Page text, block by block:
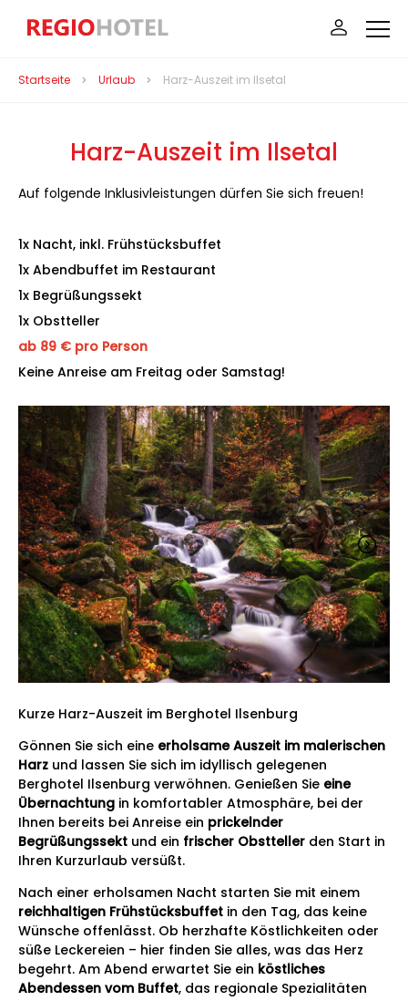
Startseite Urlaub Harz-Auszeit im Ilsetal
Harz-Auszeit im Ilsetal
Auf folgende Inklusivleistungen dürfen Sie sich freuen!
1x Nacht, inkl. Frühstücksbuffet
1x Abendbuffet im Restaurant
1x Begrüßungssekt
1x Obstteller
ab 89 € pro Person
Keine Anreise am Freitag oder Samstag!
Kurze Harz-Auszeit im Berghotel Ilsenburg
Gönnen Sie sich eine erholsame Auszeit im malerischen
Harz und lassen Sie sich im idyllisch gelegenen
Berghotel Ilsenburg verwöhnen. Genießen Sie eine
Übernachtung in komfortabler Atmosphäre, bei der
Ihnen bereits bei Anreise ein prickelnder
Begrüßungssekt und ein frischer Obstteller den Start in
Ihren Kurzurlaub versüßt.
Nach einer erholsamen Nacht starten Sie mit einem
reichhaltigen Frühstücksbuffet in den Tag, das keine
Wünsche offenlässt. Ob herzhafte Köstlichkeiten oder
süße Leckereien – hier finden Sie alles, was das Herz
begehrt. Am Abend erwartet Sie ein köstliches
Abendessen vom Buffet, das regionale Spezialitäten